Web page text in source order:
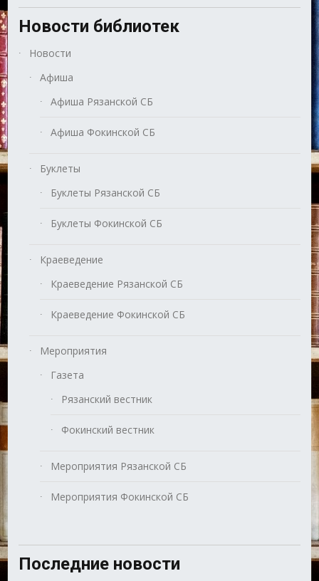
Новости библиотек
Новости
Афиша
Афиша Рязанской СБ
Афиша Фокинской СБ
Буклеты
Буклеты Рязанской СБ
Буклеты Фокинской СБ
Краеведение
Краеведение Рязанской СБ
Краеведение Фокинской СБ
Мероприятия
Газета
Рязанский вестник
Фокинский вестник
Мероприятия Рязанской СБ
Мероприятия Фокинской СБ
Последние новости